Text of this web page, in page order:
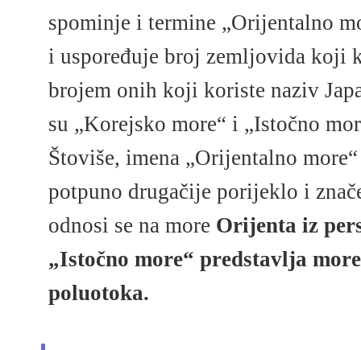
spominje i termine „Orijentalno
i uspoređuje broj zemljovida koji
brojem onih koji koriste naziv
su „Korejsko more“ i „Istočno
Štoviše, imena „Orijentalno
potpuno drugačije porijeklo i
odnosi se na more Orijenta iz
„Istočno more“ predstavlja
poluotoka.